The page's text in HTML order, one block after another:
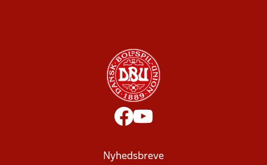
Nyhedsbreve